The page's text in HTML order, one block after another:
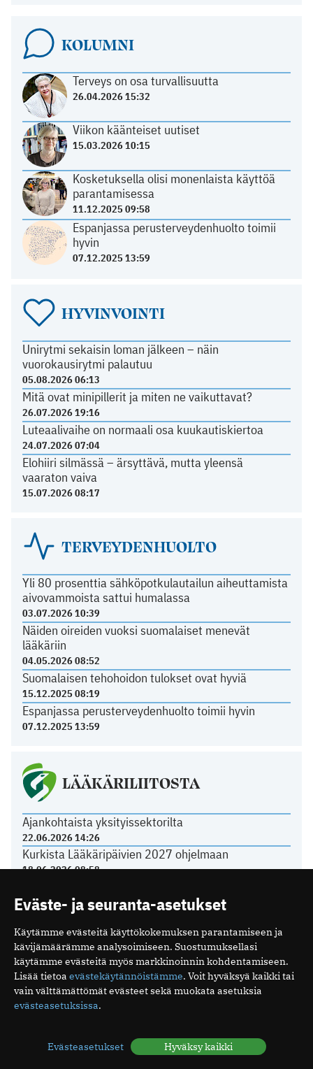
KOLUMNI
Terveys on osa turvallisuutta
26.04.2026 15:32
Viikon käänteiset uutiset
15.03.2026 10:15
Kosketuksella olisi monenlaista käyttöä
parantamisessa
11.12.2025 09:58
Espanjassa perusterveydenhuolto toimii
hyvin
07.12.2025 13:59
HYVINVOINTI
Unirytmi sekaisin loman jälkeen – näin
vuorokausirytmi palautuu
05.08.2026 06:13
Mitä ovat minipillerit ja miten ne vaikuttavat?
26.07.2026 19:16
Luteaalivaihe on normaali osa kuukautiskiertoa
24.07.2026 07:04
Elohiiri silmässä – ärsyttävä, mutta yleensä
vaaraton vaiva
15.07.2026 08:17
TERVEYDENHUOLTO
Yli 80 prosenttia sähköpotkulautailun aiheuttamista
aivovammoista sattui humalassa
03.07.2026 10:39
Näiden oireiden vuoksi suomalaiset menevät
lääkäriin
04.05.2026 08:52
Suomalaisen tehohoidon tulokset ovat hyviä
15.12.2025 08:19
Espanjassa perusterveydenhuolto toimii hyvin
07.12.2025 13:59
LÄÄKÄRILIITOSTA
Ajankohtaista yksityissektorilta
22.06.2026 14:26
Kurkista Lääkäripäivien 2027 ohjelmaan
18.06.2026 08:58
11.06.2026 12:21
arvonimen Päivi Hietaselle
22.05.2026 11:49
Ota yhteyttä
Eväste- ja seuranta-asetukset
Käytämme evästeitä käyttökokemuksen parantamiseen ja
kävijämäärämme analysoimiseen. Suostumuksellasi
käytämme evästeitä myös markkinoinnin kohdentamiseen.
Lisää tietoa evästekäytännöistämme. Voit hyväksyä kaikki tai
vain välttämättömät evästeet sekä muokata asetuksia
evästeasetuksissa.
Evästeasetukset Hyväksy kaikki